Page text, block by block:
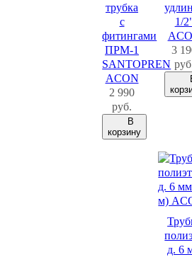
трубка
с
фитингами
ПРМ-1
SANTOPREN
ACON
2 990
руб.
В
корзину
1/
3
д. 6